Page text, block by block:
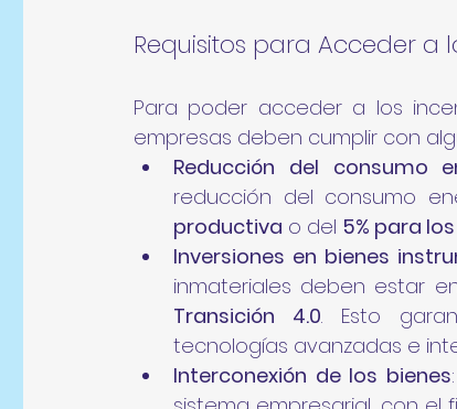
Requisitos para Acceder a
Para poder acceder a los
empresas deben cumplir con
Reducción del consumo
reducción del consumo
productiva o del 5% para
Inversiones en bienes
inmateriales deben estar
Transición 4.0. Esto
tecnologías avanzadas e
Interconexión de los bienes